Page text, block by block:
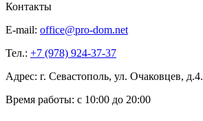
Контакты
E-mail: office@pro-dom.net
Тел.: +7 (978) 924-37-37
Адрес: г. Севастополь, ул. Очаковцев, д.4.
Время работы: с 10:00 до 20:00